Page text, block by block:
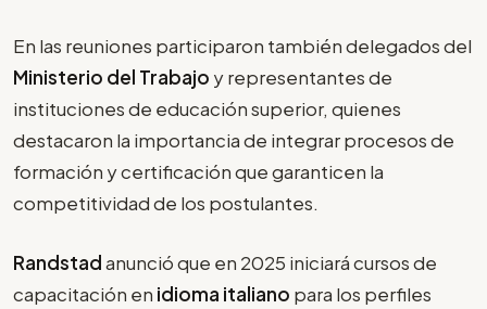
En las reuniones participaron también delegados del
Ministerio del Trabajo y representantes de
instituciones de educación superior, quienes
destacaron la importancia de integrar procesos de
formación y certificación que garanticen la
competitividad de los postulantes.
Randstadanunció que en 2025 iniciará cursos de
capacitación en idioma italiano para los perfiles